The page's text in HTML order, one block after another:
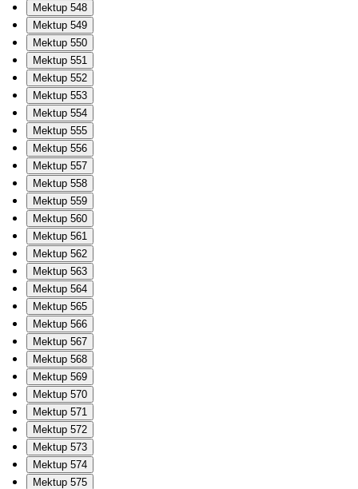
Mektup 548
Mektup 549
Mektup 550
Mektup 551
Mektup 552
Mektup 553
Mektup 554
Mektup 555
Mektup 556
Mektup 557
Mektup 558
Mektup 559
Mektup 560
Mektup 561
Mektup 562
Mektup 563
Mektup 564
Mektup 565
Mektup 566
Mektup 567
Mektup 568
Mektup 569
Mektup 570
Mektup 571
Mektup 572
Mektup 573
Mektup 574
Mektup 575